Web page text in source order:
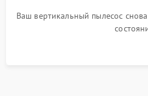
Ваш вертикальный пылесос